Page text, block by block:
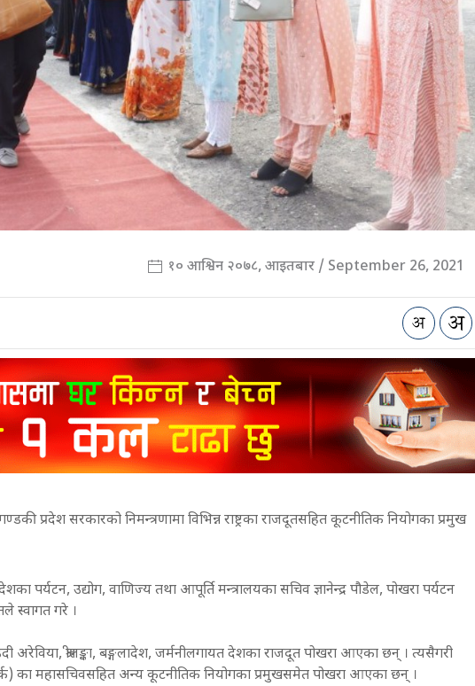
१० आश्विन २०७८, आइतबार / September 26, 2021
प्रदेश सरकारको निमन्त्रणामा विभिन्न राष्ट्रका राजदूतसहित कूटनीतिक नियोगका प्रमुख
पर्यटन, उद्योग, वाणिज्य तथा आपूर्ति मन्त्रालयका सचिव ज्ञानेन्द्र पौडेल, पोखरा पर्यटन
स्वागत गरे ।
अरेविया, श्रीलङ्का, बङ्गलादेश, जर्मनीलगायत देशका राजदूत पोखरा आएका छन् । त्यसैगरी
का महासचिवसहित अन्य कूटनीतिक नियोगका प्रमुखसमेत पोखरा आएका छन् ।